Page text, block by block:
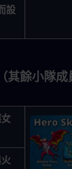
設
其餘小隊成